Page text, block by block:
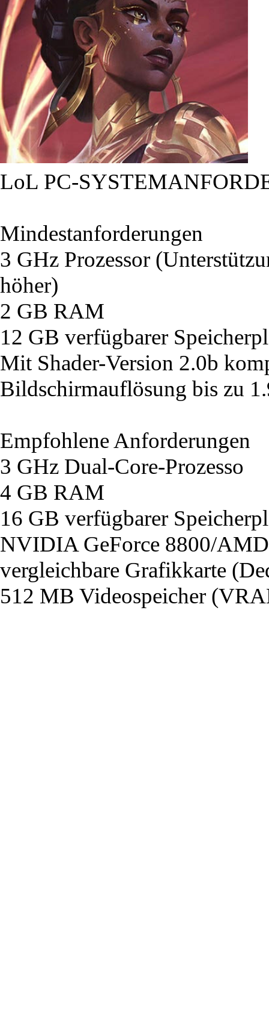
LoL PC-
Mindestanforderungen
3 GHz Prozessor
höher)
2 GB RAM
12 GB verfügbarer
Mit Shader-Version 2.0b
Bildschirmauflösung bis zu
Empfohlene Anforderungen
3 GHz Dual-Core-Prozesso
4 GB RAM
16 GB verfügbarer
NVIDIA GeForce 8800/
vergleichbare Grafikkarte
512 MB Videospeicher